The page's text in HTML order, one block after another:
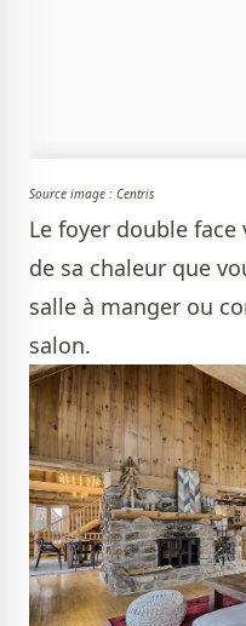
Source image : Centris
Le foyer double
de sa chaleur que
salle à manger ou
salon.